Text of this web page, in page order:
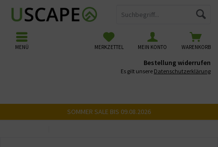
WARENKORB
MERKZETTEL MEIN KONTO
MENÜ
Bestellung widerrufen
Es gilt unsere Datenschutzerklärung
SOMMER SALE BIS 09.08.2026